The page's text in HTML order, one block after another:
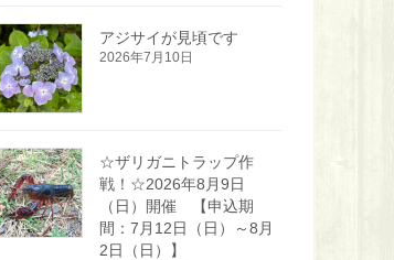
アジサイが見頃です
2026年7月10日
☆ザリガニトラップ作
戦！☆2026年8月9日
（日）開催 【申込期
間：7月12日（日）～8月
2日（日）】